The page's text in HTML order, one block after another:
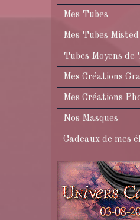
Mes Tubes
Mes Tubes Misted
Tubes Moyens
Mes Créations
Mes Créations
Nos Masques
Cadeaux de mes